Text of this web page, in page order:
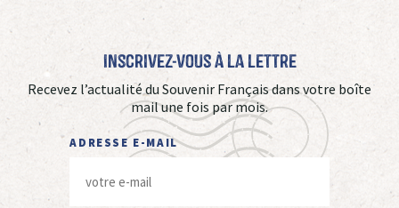
Inscrivez-vous à La Lettre
Recevez l’actualité du Souvenir Français dans votre boîte
mail une fois par mois.
ADRESSE E-MAIL